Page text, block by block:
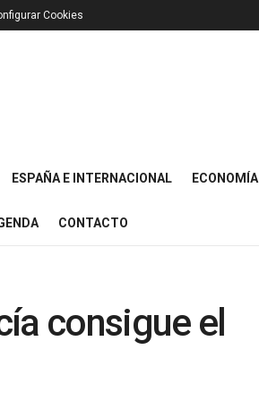
Cookies
ESPAÑA E INTERNACIONAL ECONOMÍA
CONTACTO
consigue el